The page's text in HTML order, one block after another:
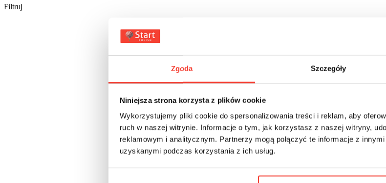
Zgoda Szczegóły
Niniejsza strona korzysta z plików cookie
Wykorzystujemy pliki cookie do spersonalizowania treści i reklam, aby
ruch w naszej witrynie. Informacje o tym, jak korzystasz z naszej witryny,
reklamowym i analitycznym. Partnerzy mogą połączyć te informacje z
uzyskanymi podczas korzystania z ich usług.
Filtruj